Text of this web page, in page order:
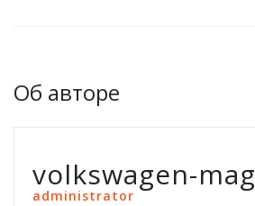
Об авторе
volkswagen-mag
administrator